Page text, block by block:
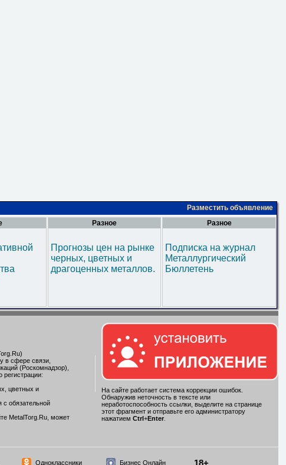
Разместить объявление
Разное
Прогнозы цен на рынке
черных, цветных и
драгоценных металлов.
Разное
Подписка на журнал
Металлургический
Бюллетень
в сфере связи,
(Роскомнадзор),
регистрации:
цветных и
с обязательной
MetalTorg.Ru, может
На сайте работает система коррекции ошибок.
Обнаружив неточность в тексте или
неработоспособность ссылки, выделите на странице
этот фрагмент и отправьте его администратору
нажатием Ctrl +Enter.
Одноклассники Бизнес Онлайн 18+